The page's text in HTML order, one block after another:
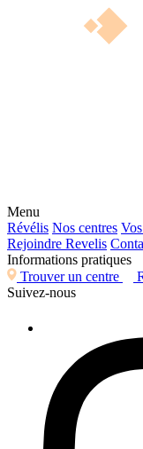
Menu
Révélis Nos centres
Rejoindre Revelis
Informations pratiques
Trouver un centre
Suivez-nous